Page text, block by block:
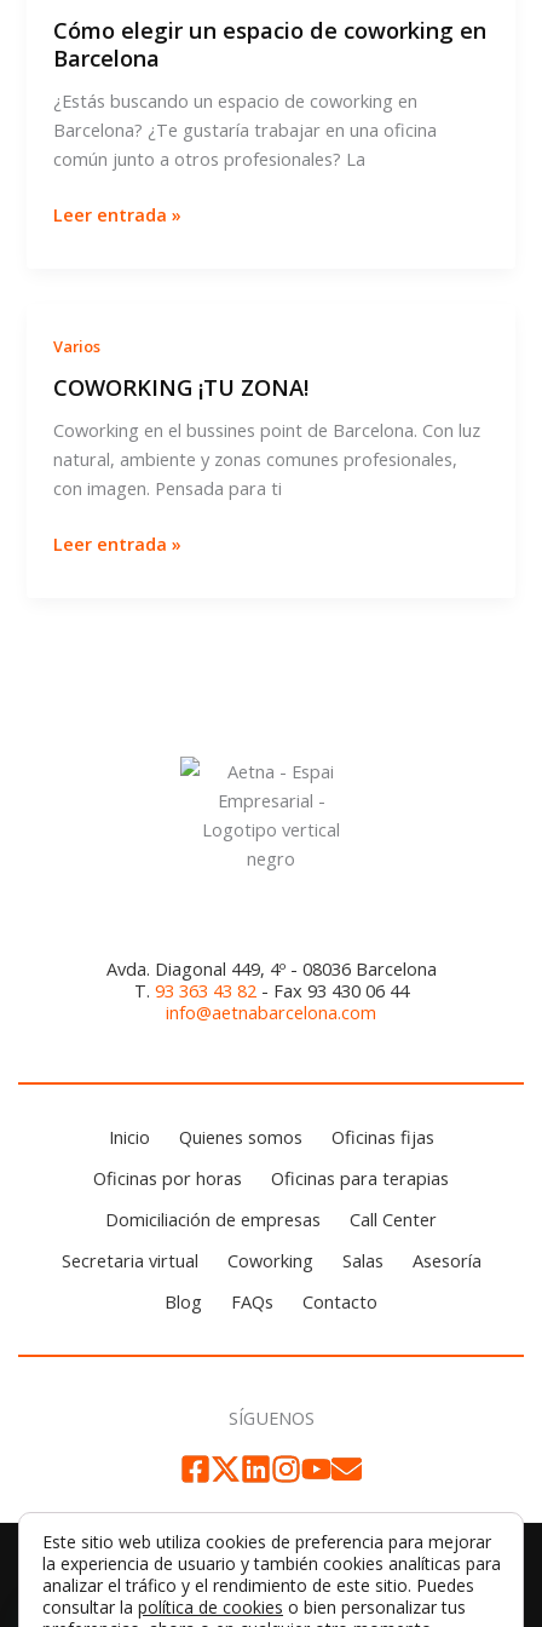
Cómo elegir un espacio de coworking en
Barcelona
¿Estás buscando un espacio de coworking en
Barcelona? ¿Te gustaría trabajar en una oficina
común junto a otros profesionales? La
Cómo
coworking
en
Leer entrada »
Varios
COWORKING ¡TU ZONA!
Coworking en el bussines point de Barcelona. Con luz
natural, ambiente y zonas comunes profesionales,
con imagen. Pensada para ti
COWORKING
Leer entrada »
Avda. Diagonal 449, 4º - 08036 Barcelona
T. 93 363 43 82 - Fax 93 430 06 44
info@aetnabarcelona.com
Inicio Quienes somos
Oficinas fijas
Oficinas por horas
Oficinas para terapias
Domiciliación de empresas
Call Center
Secretaria virtual
Coworking Salas
Asesoría
Blog
FAQs Contacto
SÍGUENOS
© 2026 Aetna Barcelona | bySIMILARES DESIGN
AVISO LEGAL
Este sitio web utiliza cookies de preferencia para mejorar
la experiencia de usuario y también cookies analíticas para
analizar el tráfico y el rendimiento de este sitio. Puedes
consultar la política de cookies o bien personalizar tus